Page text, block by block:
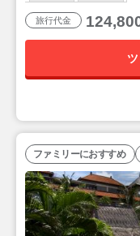
旅行代金
ファミリーにおすすめ